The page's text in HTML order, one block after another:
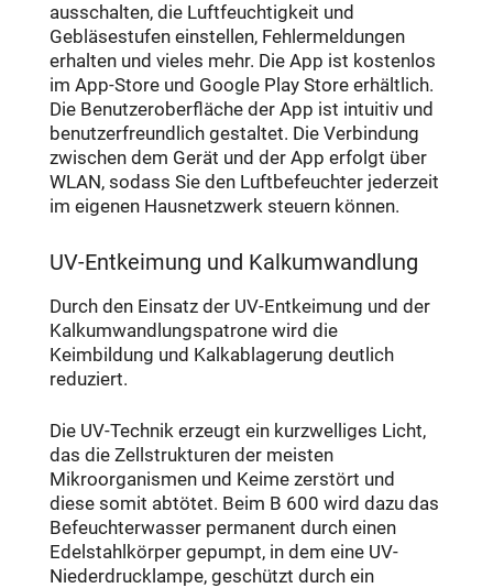
ausschalten, die Luftfeuchtigkeit und
Gebläsestufen einstellen, Fehlermeldungen
erhalten und vieles mehr. Die App ist kostenlos
im App-Store und Google Play Store erhältlich.
Die Benutzeroberfläche der App ist intuitiv und
benutzerfreundlich gestaltet. Die Verbindung
zwischen dem Gerät und der App erfolgt über
WLAN, sodass Sie den Luftbefeuchter jederzeit
im eigenen Hausnetzwerk steuern können.
UV-Entkeimung und Kalkumwandlung
Durch den Einsatz der UV-Entkeimung und der
Kalkumwandlungspatrone wird die
Keimbildung und Kalkablagerung deutlich
reduziert.
Die UV-Technik erzeugt ein kurzwelliges Licht,
das die Zellstrukturen der meisten
Mikroorganismen und Keime zerstört und
diese somit abtötet. Beim B 600 wird dazu das
Befeuchterwasser permanent durch einen
Edelstahlkörper gepumpt, in dem eine UV-
Niederdrucklampe, geschützt durch ein